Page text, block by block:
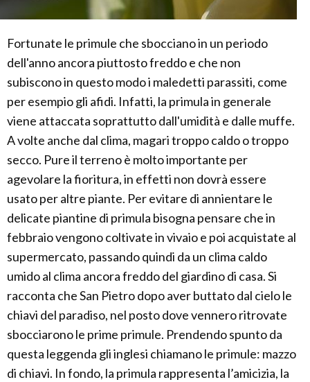
Fortunate le primule che sbocciano in un periodo
dell'anno ancora piuttosto freddo e che non
subiscono in questo modo i maledetti parassiti, come
per esempio gli afidi. Infatti, la primula in generale
viene attaccata soprattutto dall'umidità e dalle muffe.
A volte anche dal clima, magari troppo caldo o troppo
secco. Pure il terreno è molto importante per
agevolare la fioritura, in effetti non dovrà essere
usato per altre piante. Per evitare di annientare le
delicate piantine di primula bisogna pensare che in
febbraio vengono coltivate in vivaio e poi acquistate al
supermercato, passando quindi da un clima caldo
umido al clima ancora freddo del giardino di casa. Si
racconta che San Pietro dopo aver buttato dal cielo le
chiavi del paradiso, nel posto dove vennero ritrovate
sbocciarono le prime primule. Prendendo spunto da
questa leggenda gli inglesi chiamano le primule: mazzo
di chiavi. In fondo, la primula rappresenta l’amicizia, la